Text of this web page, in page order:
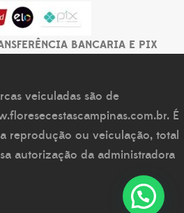
BANCARIA E PIX
veiculadas são de
. É
reprodução ou veiculação, total
autorização da administradora